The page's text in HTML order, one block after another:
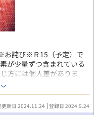
お詫び※Ｒ15（予定）で
が少量ずつ含まれている
方には個人差がありま
説@ちょいＳＭテイスト
元ヤンキーの江戸っ子。
ンケの会社員。 【受】世
研究者。モデル並みのル
更新日 2024.11.24 登録日 2024.9.24